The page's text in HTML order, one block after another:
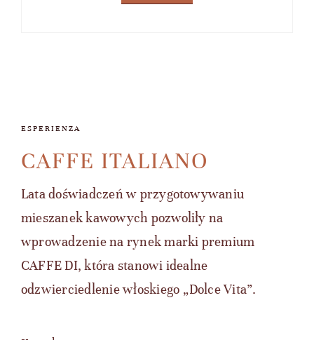
ESPERIENZA
CAFFE ITALIANO
Lata doświadczeń w przygotowywaniu
mieszanek kawowych pozwoliły na
wprowadzenie na rynek marki premium
CAFFE DI, która stanowi idealne
odzwierciedlenie włoskiego „Dolce Vita”.